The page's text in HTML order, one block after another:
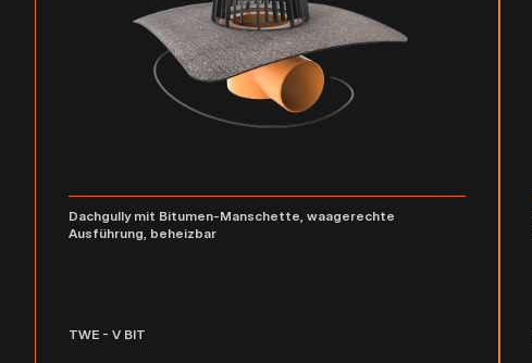
Dachgully mit Bitumen-Manschette, waagerechte
Ausführung, beheizbar
TWE - V BIT